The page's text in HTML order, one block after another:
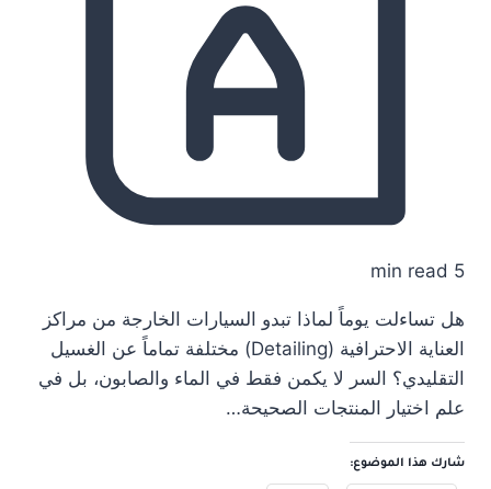
5 min read
هل تساءلت يوماً لماذا تبدو السيارات الخارجة من مراكز
العناية الاحترافية (Detailing) مختلفة تماماً عن الغسيل
التقليدي؟ السر لا يكمن فقط في الماء والصابون، بل في
علم اختيار المنتجات الصحيحة…
شارك هذا الموضوع: